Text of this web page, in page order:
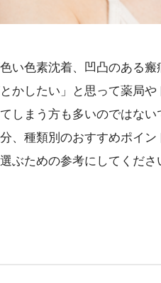
い色素沈着、凹凸のある
かしたい」と思って薬局
しまう方も多いのではない
、種類別のおすすめポイ
ぶための参考にしてくださ